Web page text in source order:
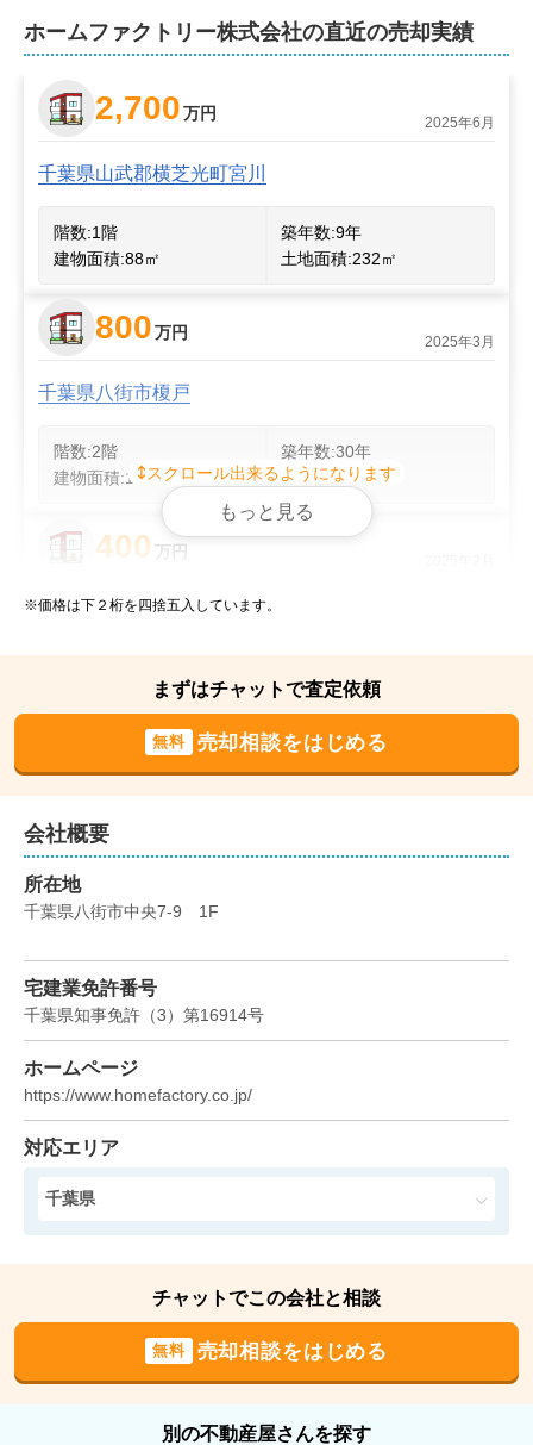
い。
満足いただけるまでとことんお付き合いいたします。
ください。
ホームファクトリー株式会社の直近の売却実績
2,700万円 2025年6月
千葉県山武郡横芝光町宮川
階数:1 階 築年数:9年
建物面積:88㎡ 土地面積:232㎡
800万円 2025年3月
千葉県八街市榎戸
階数:2階 築年数:30年
建物面積:100㎡ 土地面積:221 ㎡
400 万円
千葉県八街市八街ろ
㎡ 土地面積:132
2,600万円 2025年2月
千葉県成田市伊能
階数:
建物面積:133㎡
スクロール出来るようになります
もっと見る
※価格は下２桁を四捨五入しています。
まずはチャットで査定依頼
無料 売却相談をはじめる
会社概要
所在地
千葉県八街市中央7-9　1F
宅建業免許番号
千葉県知事免許 （3） 第16914号
ホームページ
https://www.homefactory.co.jp/
対応エリア
千葉県
チャットでこの会社と相談
無料 売却相談をはじめる
別の不動産屋さんを探す